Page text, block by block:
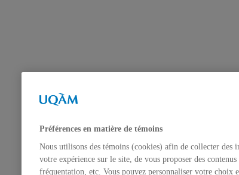
Préférences en matière de témoins
Nous utilisons des témoins (cookies) afin de collecter des
votre expérience sur le site, de vous proposer des
fréquentation, etc. Vous pouvez personnaliser votre choix